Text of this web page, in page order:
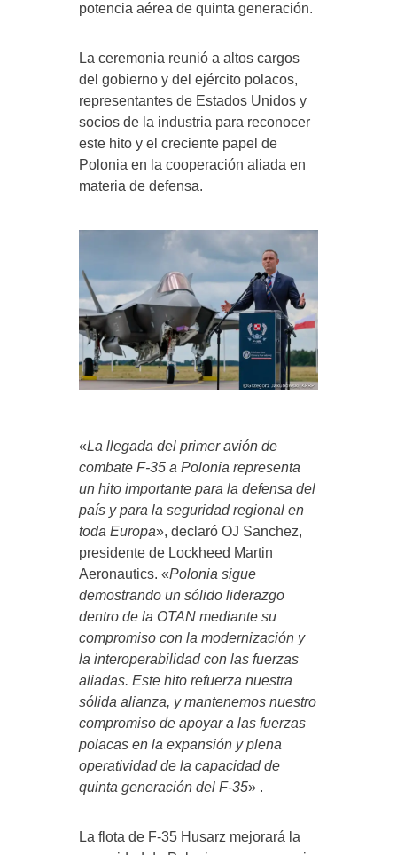
potencia aérea de quinta generación.
La ceremonia reunió a altos cargos
del gobierno y del ejército polacos,
representantes de Estados Unidos y
socios de la industria para reconocer
este hito y el creciente papel de
Polonia en la cooperación aliada en
materia de defensa.
«La llegada del primer avión de
combate F-35 a Polonia representa
un hito importante para la defensa del
país y para la seguridad regional en
toda Europa», declaró OJ Sanchez,
presidente de Lockheed Martin
Aeronautics. «Polonia sigue
demostrando un sólido liderazgo
dentro de la OTAN mediante su
compromiso con la modernización y
la interoperabilidad con las fuerzas
aliadas. Este hito refuerza nuestra
sólida alianza, y mantenemos nuestro
compromiso de apoyar a las fuerzas
polacas en la expansión y plena
operatividad de la capacidad de
quinta generación del F-35» .
La flota de F-35 Husarz mejorará la